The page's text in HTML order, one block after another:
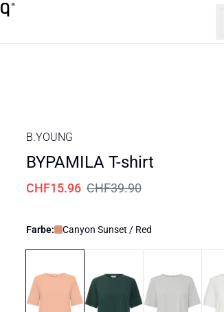
B.YOUNG
BYPAMILA T-shirt
CHF15.96 CHF39.90
Farbe: Canyon Sunset / Red